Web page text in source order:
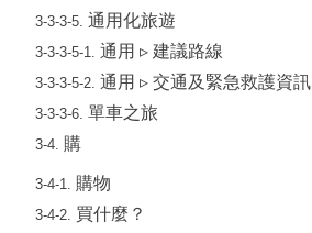
3-3-3-5. 通用化旅遊
3-3-3-5-1. 通用 ▹ 建議路線
3-3-3-5-2. 通用 ▹ 交通及緊急救護資訊
3-3-3-6. 單車之旅
3-4. 購
3-4-1. 購物
3-4-2. 買什麼？